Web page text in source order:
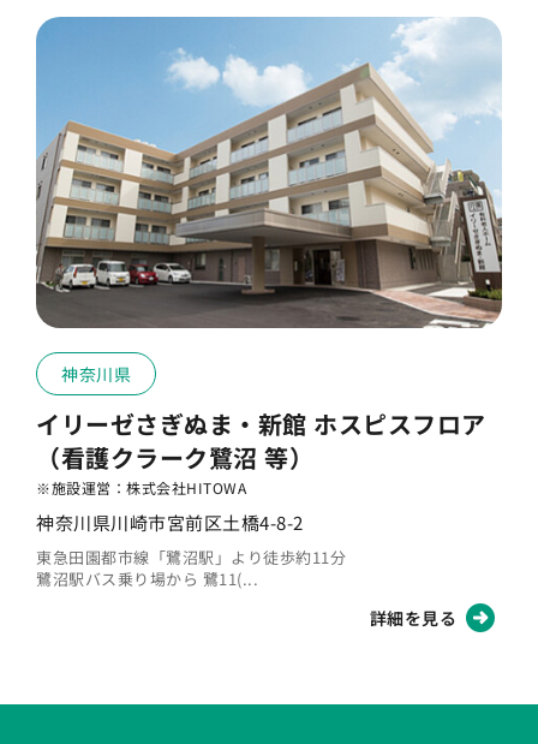
神奈川県
イリーゼさぎぬま・新館 ホスピスフロア
（看護クラーク鷺沼 等）
※施設運営：株式会社HITOWA
神奈川県川崎市宮前区土橋4-8-2
東急田園都市線「鷺沼駅」より徒歩約11分
鷺沼駅バス乗り場から 鷺11(...
詳細を見る